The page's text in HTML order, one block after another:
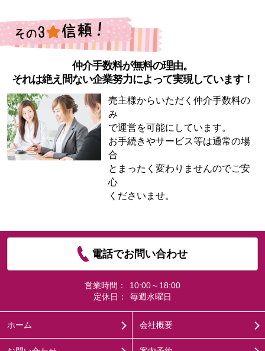
仲介手数料が無料の理由。
それは絶え間ない企業努力によって実現しています！
売主様からいただく仲介手数料の
み
で運営を可能にしています。
お手続きやサービス等は通常の場
合
とまったく変わりませんのでご安
心
くださいませ。
電話でお問い合わせ
営業時間：
10:00～18:00
定休日：
毎週水曜日
ホーム 会社概要